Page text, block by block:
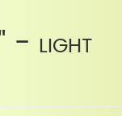
- light